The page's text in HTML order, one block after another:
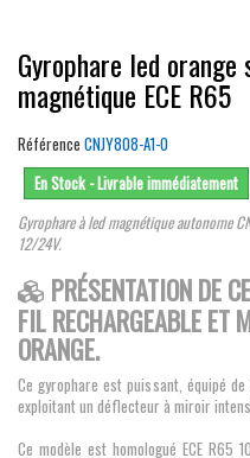
Gyrophare led
magnétique ECE R65
Référence CNJY808-A1-O
En Stock - Livrable immédiatement
Gyrophare à led magnétique autonome
12/24V.
PRÉSENTATION DE
FIL RECHARGEABLE
ORANGE.
Ce gyrophare est puissant, équipé
exploitant un déflecteur à miroir
Ce modèle est homologué ECE